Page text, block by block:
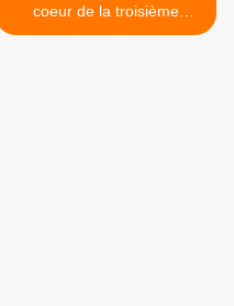
coeur de la troisième
révolution industrielle >